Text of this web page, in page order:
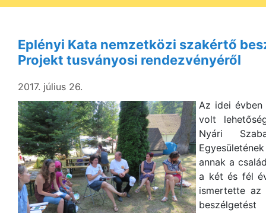
Eplényi Kata nemzetközi szakértő
Projekt tusványosi rendezvényéről
2017. július 26.
Az idei évben
volt
Nyári
annak a
a két és fél
ismertette az